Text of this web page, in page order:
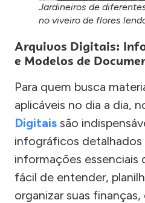
Jardineiros de
no viveiro de flores
Arquivos Digitais:
e Modelos de
Para quem busca
aplicáveis no dia a dia,
Digitais são
infográficos detalhados
informações essenciais
fácil de entender,
organizar suas